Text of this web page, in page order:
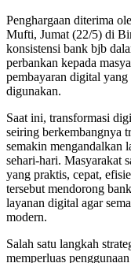
Penghargaan diterima
Mufti, Jumat (22/5) di
konsistensi bank bjb
perbankan kepada
pembayaran digital
digunakan.
Saat ini, transformasi
seiring berkembangnya
semakin mengandalkan
sehari-hari. Masyarakat
yang praktis, cepat,
tersebut mendorong
layanan digital agar
modern.
Salah satu langkah
memperluas